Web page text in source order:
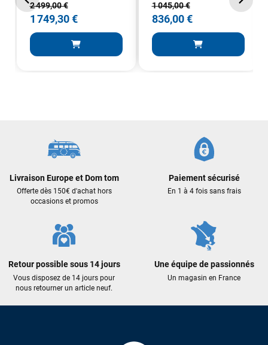
2 499,00 €
1 749,30 €
1 045,00 €
836,00 €
Livraison Europe et Dom tom
Offerte dès 150€ d'achat hors
occasions et promos
Paiement sécurisé
En 1 à 4 fois sans frais
Retour possible sous 14 jours
Vous disposez de 14 jours pour
nous retourner un article neuf.
Une équipe de passionnés
Un magasin en France